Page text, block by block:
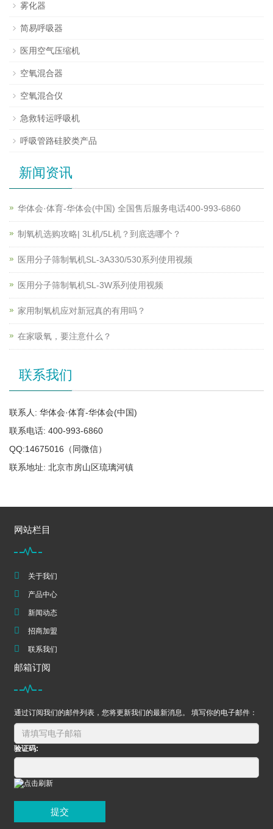
雾化器
简易呼吸器
医用空气压缩机
空氧混合器
空氧混合仪
急救转运呼吸机
呼吸管路硅胶类产品
新闻资讯
华体会·体育-华体会(中国) 全国售后服务电话400-993-6860
制氧机选购攻略| 3L机/5L机？到底选哪个？
医用分子筛制氧机SL-3A330/530系列使用视频
医用分子筛制氧机SL-3W系列使用视频
家用制氧机应对新冠真的有用吗？
在家吸氧，要注意什么？
联系我们
联系人: 华体会·体育-华体会(中国)
联系电话: 400-993-6860
QQ:14675016（同微信）
联系地址: 北京市房山区琉璃河镇
网站栏目
关于我们
产品中心
新闻动态
招商加盟
联系我们
邮箱订阅
通过订阅我们的邮件列表，您将更新我们的最新消息。 填写你的电子邮件：
验证码:
提交